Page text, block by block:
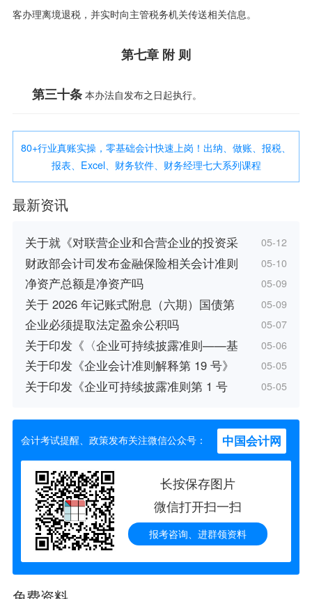
客办理离境退税，并实时向主管税务机关传送相关信息。
第七章 附 则
第三十条本办法自发布之日起执行。
80+行业真账实操，零基础会计快速上岗！出纳、做账、报税、
报表、Excel、财务软件、财务经理七大系列课程
最新资讯
关于就《对联营企业和合营企业的投资采 05-12
财政部会计司发布金融保险相关会计准则 05-10
净资产总额是净资产吗 05-09
关于 2026 年记账式附息（六期）国债第 05-09
企业必须提取法定盈余公积吗 05-07
关于印发《〈企业可持续披露准则——基 05-06
关于印发《企业会计准则解释第 19 号》 05-05
关于印发《企业可持续披露准则第 1 号 05-05
会计考试提醒、政策发布关注微信公众号： 中国会计网
长按保存图片
微信打开扫一扫
报考咨询、进群领资料